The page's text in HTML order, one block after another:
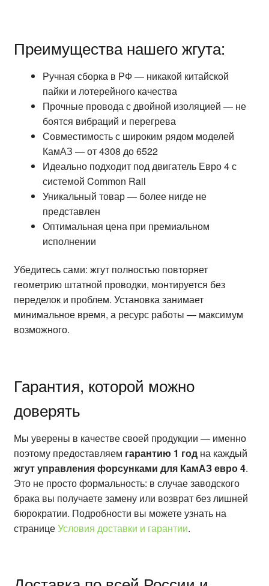
Преимущества нашего жгута:
Ручная сборка в РФ — никакой китайской
пайки и лотерейного качества
Прочные провода с двойной изоляцией — не
боятся вибраций и перегрева
Совместимость с широким рядом моделей
КамАЗ — от 4308 до 6522
Идеально подходит под двигатель Евро 4 с
системой Common Rail
Уникальный товар — более нигде не
представлен
Оптимальная цена при премиальном
исполнении
Убедитесь сами: жгут полностью повторяет
геометрию штатной проводки, монтируется без
переделок и проблем. Установка занимает
минимальное время, а ресурс работы — максимум
возможного.
Гарантия, которой можно
доверять
Мы уверены в качестве своей продукции — именно
поэтому предоставляем гарантию 1 годна каждый
жгут управления форсунками для КамАЗ евро 4.
Это не просто формальность: в случае заводского
брака вы получаете замену или возврат без лишней
бюрократии. Подробности вы можете узнать на
страницеУсловия доставки и гарантии.